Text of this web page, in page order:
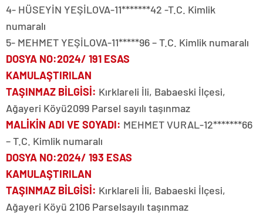
4- HÜSEYİN YEŞİLOVA-11*******42 -T.C. Kimlik
numaralı
5- MEHMET YEŞİLOVA-11*****96 – T.C. Kimlik numaralı
DOSYA NO:2024/ 191 ESAS
KAMULAŞTIRILAN
TAŞINMAZ BİLGİSİ: Kırklareli İli, Babaeski İlçesi,
Ağayeri Köyü2099 Parsel sayılı taşınmaz
MALİKİN ADI VE SOYADI: MEHMET VURAL-12*******66
– T.C. Kimlik numaralı
DOSYA NO:2024/ 193 ESAS
KAMULAŞTIRILAN
TAŞINMAZ BİLGİSİ: Kırklareli İli, Babaeski İlçesi,
Ağayeri Köyü 2106 Parselsayılı taşınmaz